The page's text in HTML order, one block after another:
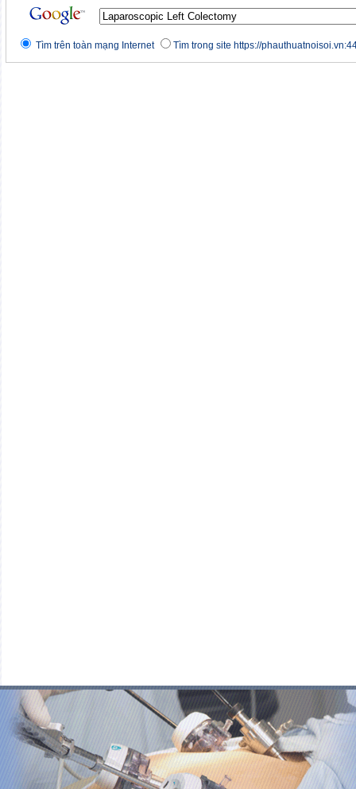
Tìm trên toàn mạng Internet Tìm trong site https://